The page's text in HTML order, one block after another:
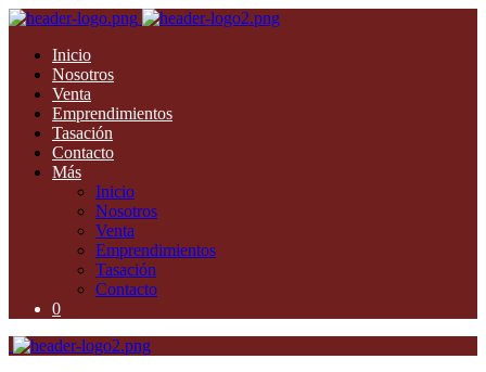
Inicio
Nosotros
Venta
Emprendimientos
Tasación
Contacto
Más
Inicio
Nosotros
Venta
Emprendimientos
Tasación
Contacto
0